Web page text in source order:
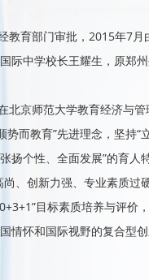
教育部门审批，2015年7
际中学校长王耀生，原郑
北京师范大学教育经济与
势而教育”先进理念，坚持“
扬个性、全面发展”的育人
、创新力强、专业素质过
目标素质培养与评价
情怀和国际视野的复合型